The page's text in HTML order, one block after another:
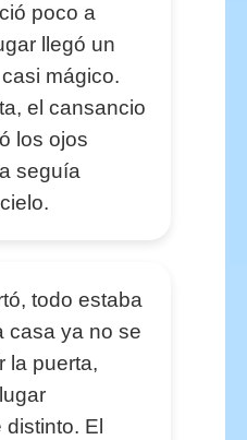
poco a
llegó un
mágico.
el cansancio
los ojos
seguía
todo estaba
casa ya no se
la puerta,
El